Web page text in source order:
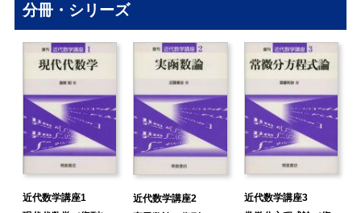
分冊・シリーズ
近代数学講座1
近代数学講座2
近代数学講座3